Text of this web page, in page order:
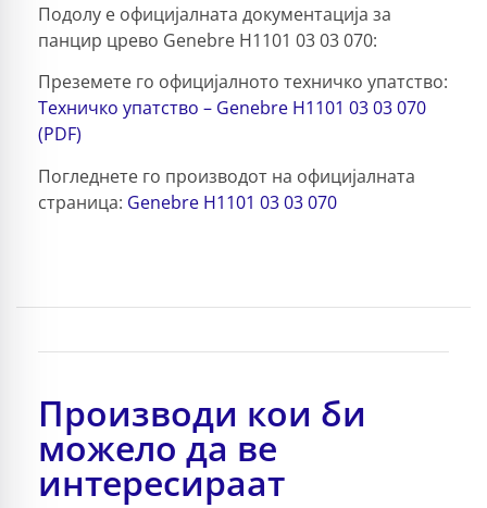
Подолу е официјалната документација за
панцир црево Genebre H1101 03 03 070:
Преземете го официјалното техничко упатство:
Техничко упатство – Genebre H1101 03 03 070
(PDF)
Погледнете го производот на официјалната
страница: Genebre H1101 03 03 070
Производи кои би
можело да ве
интересираат